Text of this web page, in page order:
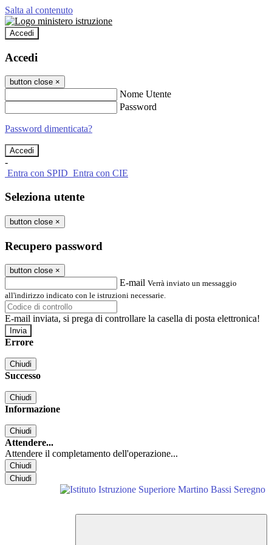
Salta al contenuto
Accedi
Accedi
button close ×
Nome Utente
Password
Password dimenticata?
-
Entra con SPID Entra con CIE
Seleziona utente
button close ×
Recupero password
button close ×
E-mail Verrà inviato un messaggio
all'indirizzo indicato con le istruzioni necessarie.
E-mail inviata, si prega di controllare la casella di posta elettronica!
Errore
Chiudi
Successo
Chiudi
Informazione
Chiudi
Attendere...
Attendere il completamento dell'operazione...
Chiudi
Chiudi